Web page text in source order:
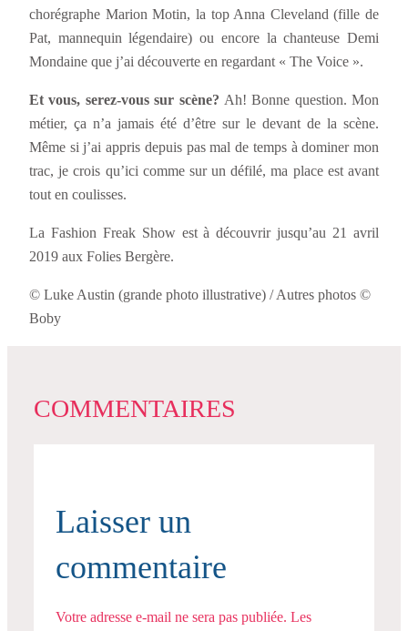
chorégraphe Marion Motin, la top Anna Cleveland (fille de
Pat, mannequin légendaire) ou encore la chanteuse Demi
Mondaine que j’ai découverte en regardant « The Voice ».
Et vous, serez-vous sur scène? Ah! Bonne question. Mon
métier, ça n’a jamais été d’être sur le devant de la scène.
Même si j’ai appris depuis pas mal de temps à dominer mon
trac, je crois qu’ici comme sur un défilé, ma place est avant
tout en coulisses.
La Fashion Freak Show est à découvrir jusqu’au 21 avril
2019 aux Folies Bergère.
© Luke Austin (grande photo illustrative) / Autres photos ©
Boby
COMMENTAIRES
Laisser un
commentaire
Votre adresse e-mail ne sera pas publiée. Les